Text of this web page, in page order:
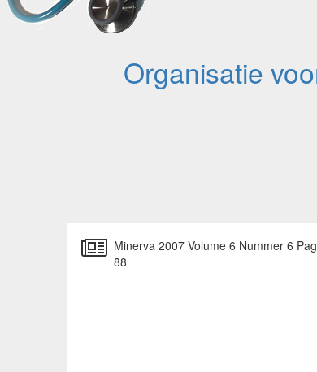
Organisatie
Minerva 2007 Volume 6 Nummer 6
88